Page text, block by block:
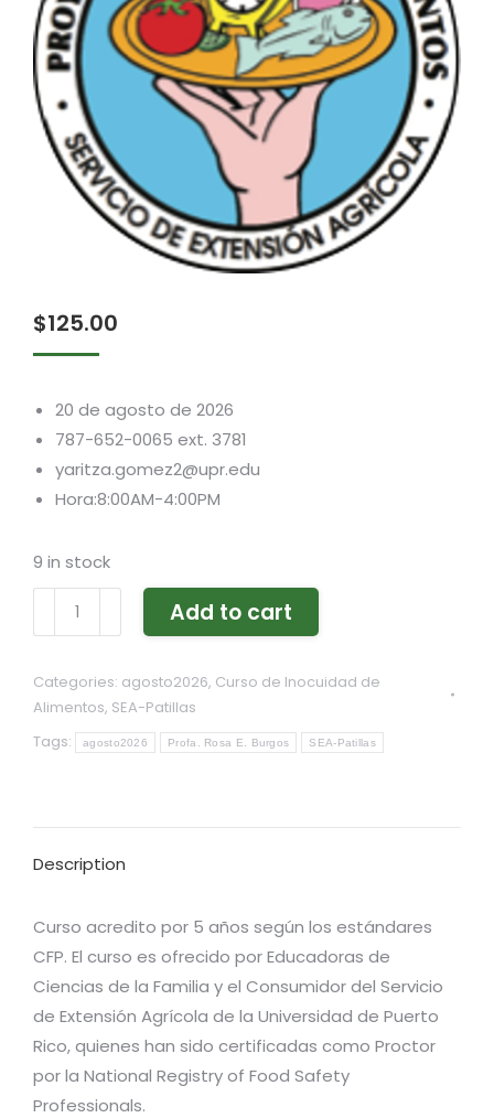
$125.00
20 de agosto de 2026
787-652-0065 ext. 3781
yaritza.gomez2@upr.edu
Hora:8:00AM-4:00PM
9 in stock
PROFA.
BURGOS
Patillas
Add to cart
Categories: agosto2026, Curso de Inocuidad de
Alimentos, SEA-Patillas
Tags:
agosto2026 Profa. Rosa E. Burgos SEA-Patillas
Description
Curso acredito por 5 años según los estándares
CFP. El curso es ofrecido por Educadoras de
Ciencias de la Familia y el Consumidor del Servicio
de Extensión Agrícola de la Universidad de Puerto
Rico, quienes han sido certificadas como Proctor
por la National Registry of Food Safety
Professionals.